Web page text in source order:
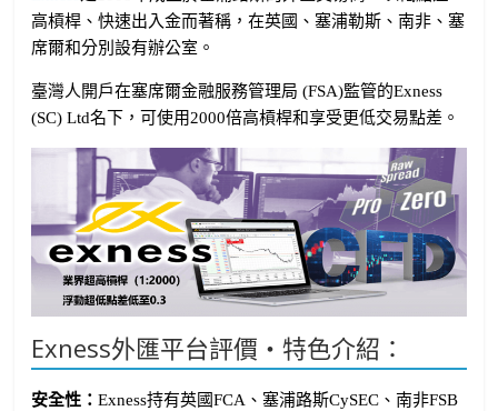
高槓桿、快速出入金而著稱，在英國、塞浦勒斯、南非、塞
席爾和分別設有辦公室。
臺灣人開戶在塞席爾金融服務管理局 (FSA)監管的Exness
(SC) Ltd名下，可使用2000倍高槓桿和享受更低交易點差。
Exness外匯平台評價・特色介紹：
安全性：Exness持有英國FCA、塞浦路斯CySEC、南非FSB